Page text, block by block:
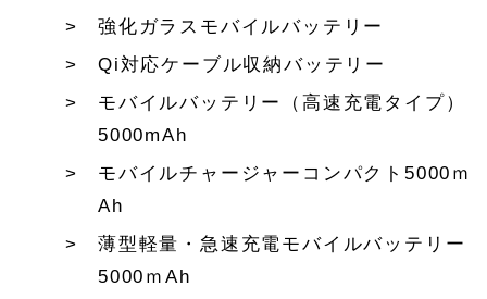
強化ガラスモバイルバッテリー
Qi対応ケーブル収納バッテリー
モバイルバッテリー（高速充電タイプ）
5000mAh
モバイルチャージャーコンパクト5000ｍ
Ah
薄型軽量・急速充電モバイルバッテリー
5000ｍAh